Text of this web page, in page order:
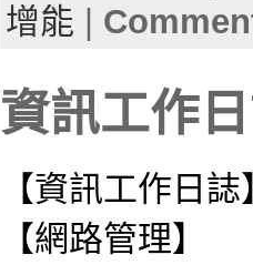
增能
資訊工作
【資訊工作日
【網路管理】